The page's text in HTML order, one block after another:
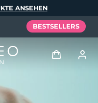
ANSEHEN
BESTSELLERS